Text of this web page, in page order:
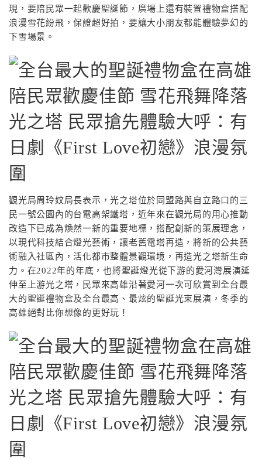
現，要陪民眾一起歡慶聖誕節，廣場上還有裝置禮物盒搭配
浪漫雪花紛飛，保證超好拍，要讓大小朋友都能體驗夢幻的
下雪場景。
觀光局周玲妏局長表示，光之塔位於同盟路與自立路口的三
民一號公園內的台電高架鐵塔，近年來在觀光局的用心推動
改造下已成為煥然一新的重要地標，搭配創新的策展理念，
以現代科技結合燈光藝術，讓老舊電塔再造，將新的公共藝
術融入社區內，活化都市整體景觀環境，再造光之塔新生命
力。在2022年的年底，也將聖誕燈光從下游的愛河灣展演延
伸至上游光之塔，民眾來高雄沿著愛河一次可欣賞到全台最
大的聖誕禮物盒及全台最高、最炫的聖誕光束展演，冬季的
高雄絕對比你想像的更好玩！